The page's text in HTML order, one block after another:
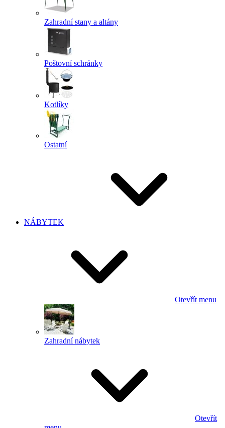
Zahradní stany a altány
Poštovní schránky
Kotlíky
Ostatní
NÁBYTEK
Otevřít menu
Zahradní nábytek
Otevřít